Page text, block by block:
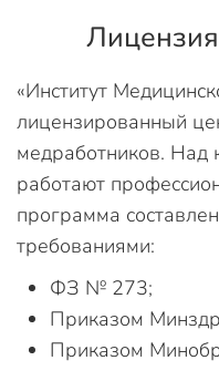
«Институт
лицензированный
медработников. Над
работают
программа
требованиями:
ФЗ № 273;
Приказом
Приказом